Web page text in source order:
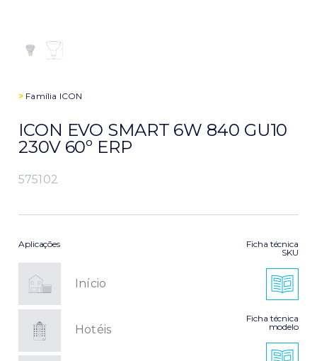
> Família ICON
ICON EVO SMART 6W 840 GU10
230V 60º ERP
575102
Aplicações
Início
Hotéis
Ficha técnica
SKU
Ficha técnica
modelo